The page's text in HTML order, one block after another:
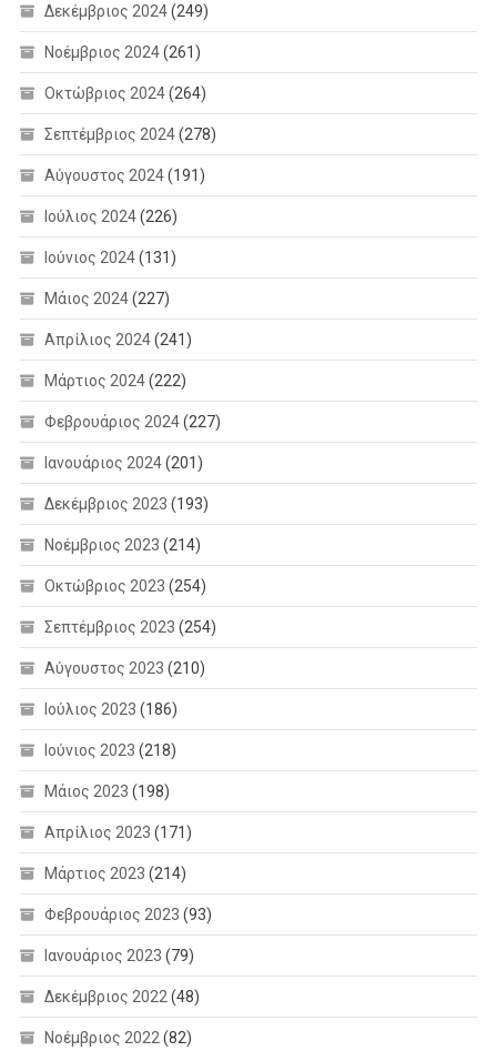
Δεκέμβριος 2024(249)
Νοέμβριος 2024(261)
Οκτώβριος 2024(264)
Σεπτέμβριος 2024(278)
Αύγουστος 2024(191)
Ιούλιος 2024(226)
Ιούνιος 2024(131)
Μάιος 2024(227)
Απρίλιος 2024(241)
Μάρτιος 2024(222)
Φεβρουάριος 2024(227)
Ιανουάριος 2024(201)
Δεκέμβριος 2023 (193)
Νοέμβριος 2023 (214)
Οκτώβριος 2023 (254)
Σεπτέμβριος 2023 (254)
Αύγουστος 2023 (210)
Ιούλιος 2023 (186)
Ιούνιος 2023 (218)
Μάιος 2023 (198)
Απρίλιος 2023 (171)
Μάρτιος 2023 (214)
Φεβρουάριος 2023 (93)
Ιανουάριος 2023 (79)
Δεκέμβριος 2022 (48)
Νοέμβριος 2022 (82)